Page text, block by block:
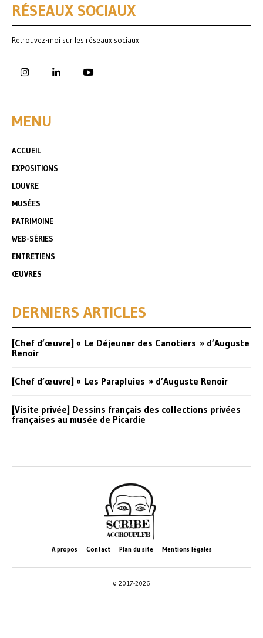
RÉSEAUX SOCIAUX
Retrouvez-moi sur les réseaux sociaux.
MENU
ACCUEIL
EXPOSITIONS
LOUVRE
MUSÉES
PATRIMOINE
WEB-SÉRIES
ENTRETIENS
ŒUVRES
DERNIERS ARTICLES
[Chef d’œuvre] « Le Déjeuner des Canotiers » d’Auguste
Renoir
[Chef d’œuvre] « Les Parapluies » d’Auguste Renoir
[Visite privée] Dessins français des collections privées
françaises au musée de Picardie
A propos Contact Plan du site Mentions légales
© 2017-2026